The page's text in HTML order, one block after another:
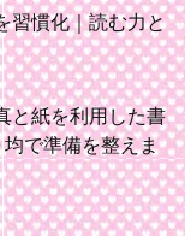
習慣化｜読む力と
と紙を利用した書
で準備を整えま